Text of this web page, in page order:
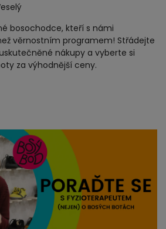
bosochodce, kteří s námi
věrnostním programem! Střádejte
nákupy a vyberte si
za výhodnější ceny.